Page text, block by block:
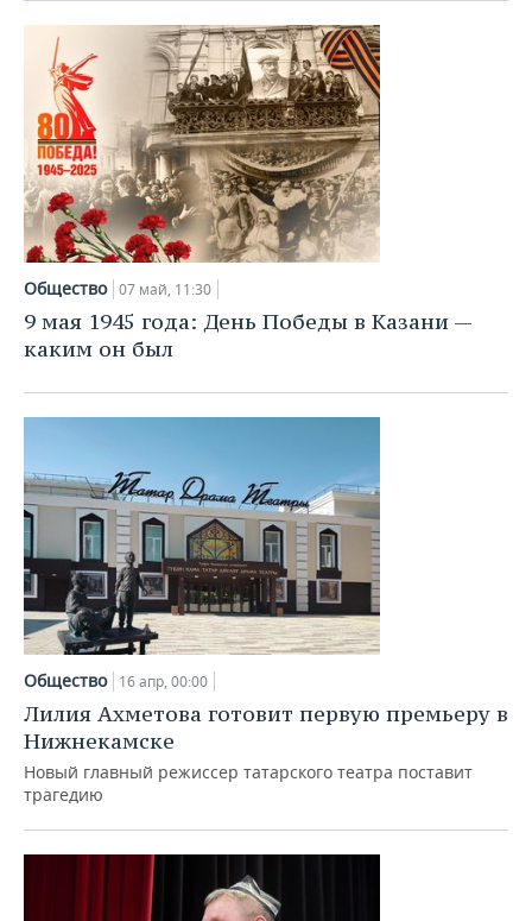
Общество 07 май, 11:30
9 мая 1945 года: День Победы в Казани —
каким он был
Общество 16 апр, 00:00
Лилия Ахметова готовит первую премьеру в
Нижнекамске
Новый главный режиссер татарского театра поставит
трагедию